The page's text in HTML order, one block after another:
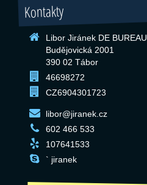
Kontakty
Libor Jiránek DE BUREAU
Budějovická 2001
390 02 Tábor
46698272
CZ6904301723
libor@jiranek.cz
602 466 533
107641533
` jiranek